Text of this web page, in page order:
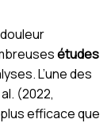
études
L’une des
(2022,
efficace que